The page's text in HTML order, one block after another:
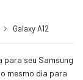
Galaxy A12
para seu Samsung
mesmo dia para